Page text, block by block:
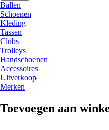
Ballen
Schoenen
Kleding
Tassen
Clubs
Trolleys
Handschoenen
Accessoires
Uitverkoop
Merken
Toevoegen aan